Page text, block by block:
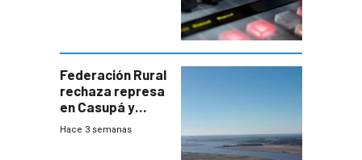
Federación Rural
rechaza represa
en Casupá y
firma demanda
Hace 3 semanas